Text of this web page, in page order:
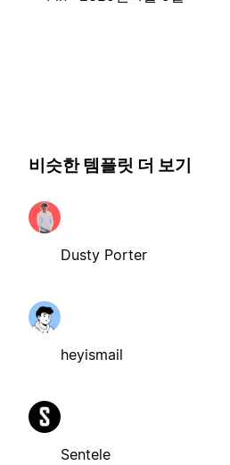
비슷한 템플릿 더 보기
Dusty Porter
heyismail
Sentele